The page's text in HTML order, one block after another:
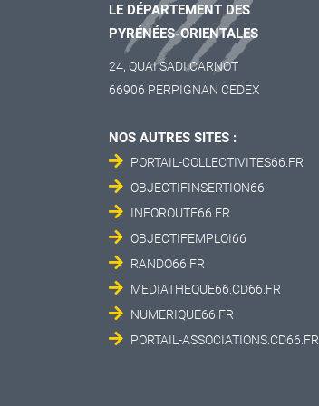
LE DÉPARTEMENT DES
PYRÉNÉES-ORIENTALES
24, QUAI SADI CARNOT
66906 PERPIGNAN CEDEX
NOS AUTRES SITES :
PORTAIL-COLLECTIVITES66.FR
OBJECTIFINSERTION66
INFOROUTE66.FR
OBJECTIFEMPLOI66
RANDO66.FR
MEDIATHEQUE66.CD66.FR
NUMERIQUE66.FR
PORTAIL-ASSOCIATIONS.CD66.FR